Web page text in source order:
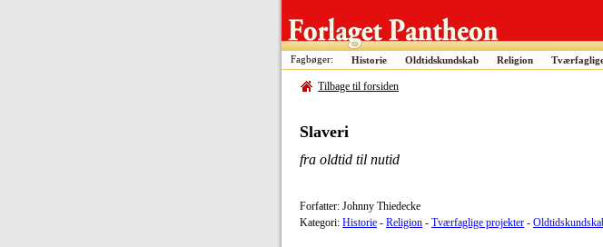
Fagbøger: Historie Oldtidskundskab Religion
Tilbage til forsiden
Slaveri
fra oldtid til nutid
Forfatter: Johnny Thiedecke
Kategori: Historie - Religion - Tværfaglige projekter -